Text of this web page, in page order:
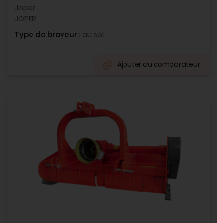
Joper
JOPER
Type de broyeur : au sol
Ajouter au comparateur